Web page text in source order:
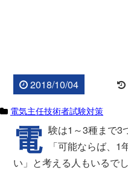
2018/10/04
電気主任技術者試験対策
電 験は1～3種まで3
「可能ならば、
い」と考える人もいるで